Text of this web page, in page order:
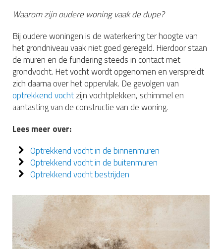
Waarom zijn oudere woning vaak de dupe?
Bij oudere woningen is de waterkering ter hoogte van
het grondniveau vaak niet goed geregeld. Hierdoor staan
de muren en de fundering steeds in contact met
grondvocht. Het vocht wordt opgenomen en verspreidt
zich daarna over het oppervlak. De gevolgen van
optrekkend vochtzijn vochtplekken, schimmel en
aantasting van de constructie van de woning.
Lees meer over:
Optrekkend vocht in de binnenmuren
Optrekkend vocht in de buitenmuren
Optrekkend vocht bestrijden